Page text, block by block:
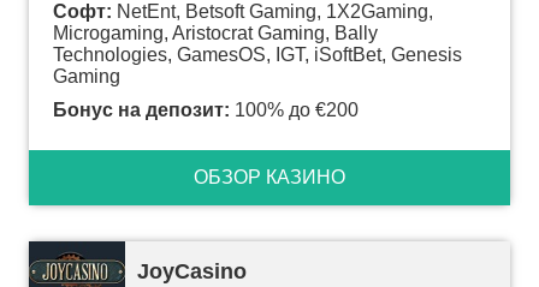
Софт: NetEnt, Betsoft Gaming, 1X2Gaming,
Microgaming, Aristocrat Gaming, Bally
Technologies, GamesOS, IGT, iSoftBet, Genesis
Gaming
Бонус на депозит: 100% до €200
ОБЗОР КАЗИНО
JoyCasino